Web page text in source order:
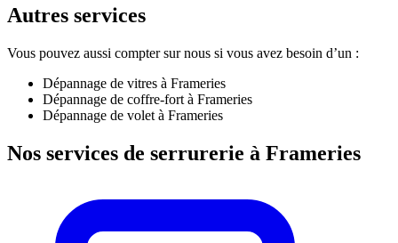
Autres services
Vous pouvez aussi compter sur nous si vous avez besoin d’un :
Dépannage de vitres à Frameries
Dépannage de coffre-fort à Frameries
Dépannage de volet à Frameries
Nos services de serrurerie à Frameries